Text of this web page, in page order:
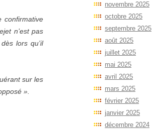
confirmative
n’est pas
lors qu’il
sur les
».
novembre 2025
octobre 2025
septembre 2025
août 2025
juillet 2025
mai 2025
avril 2025
mars 2025
février 2025
janvier 2025
décembre 2024